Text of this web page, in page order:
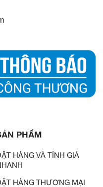
PHẨM
HÀNG VÀ TÍNH GIÁ
HÀNG THƯƠNG MẠI